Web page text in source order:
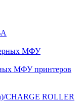
МФУ принтеров
CHARGE ROLLER